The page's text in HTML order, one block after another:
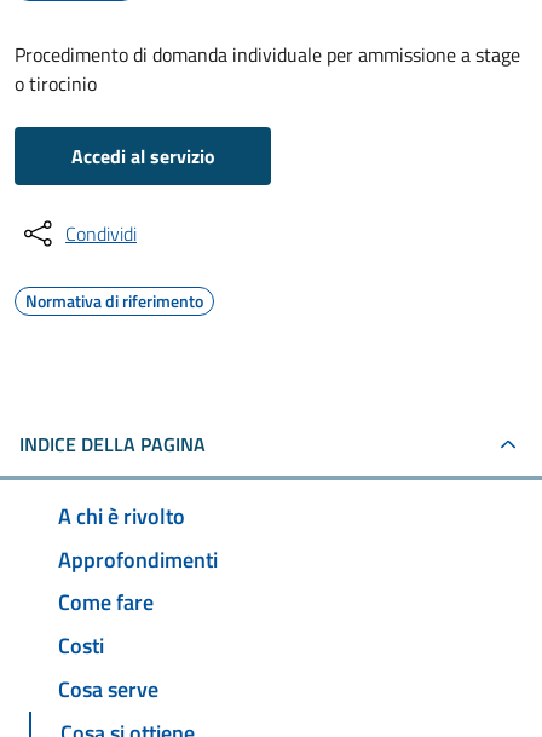
Procedimento di domanda individuale per ammissione a stage
o tirocinio
Accedi al servizio
Condividi
Normativa di riferimento
INDICE DELLA PAGINA
A chi è rivolto
Approfondimenti
Come fare
Costi
Cosa serve